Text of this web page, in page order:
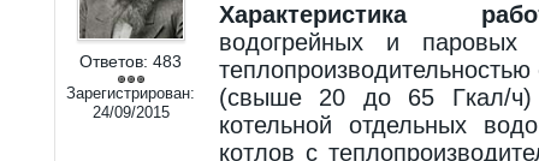
Ответов: 483
Зарегистрирован:
24/09/2015
Характеристика
водогрейных и
(свыше 20 до 65 Гкал/ч)
котельной отдельных
котлов с